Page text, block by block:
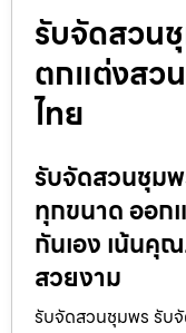
รับจัดสวน
ตกแต่งสว
ไทย
รับจัดสวนชุม
ทุกขนาด ออก
กันเอง เน้นคุ
สวยงาม
รับจัดสวนชุมพร รับ